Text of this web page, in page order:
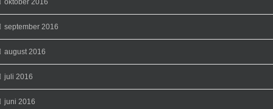
september 2016
august 2016
juli 2016
juni 2016